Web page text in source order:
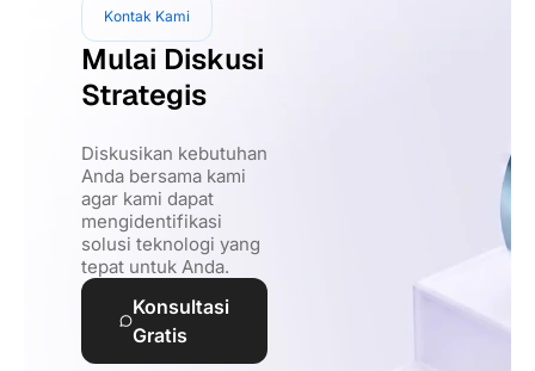
Kontak Kami
Mulai Diskusi
Strategis
Diskusikan kebutuhan
Anda bersama kami
agar kami dapat
mengidentifikasi
solusi teknologi yang
tepat untuk Anda.
Konsultasi
Gratis